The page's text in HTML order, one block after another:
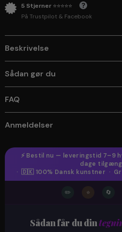
5 Stjerner ⭐⭐⭐⭐⭐
På Trustpilot & Facebook
Beskrivelse
Sådan gør du
FAQ
Anmeldelser
⚡ Bestil nu — leveringstid 7–9
dage
· 🇩🇰 100% Dansk kunstner ·
✏️ ⭐ 🔄
Sådan får du din